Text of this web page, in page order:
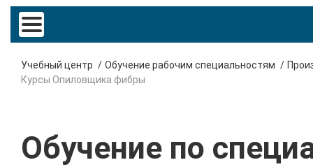
Учебный центр Обучение рабочим специальностям
Курсы Опиловщика фибры
Обучение по